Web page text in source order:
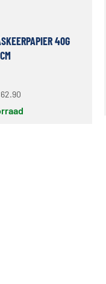
40G
62.90